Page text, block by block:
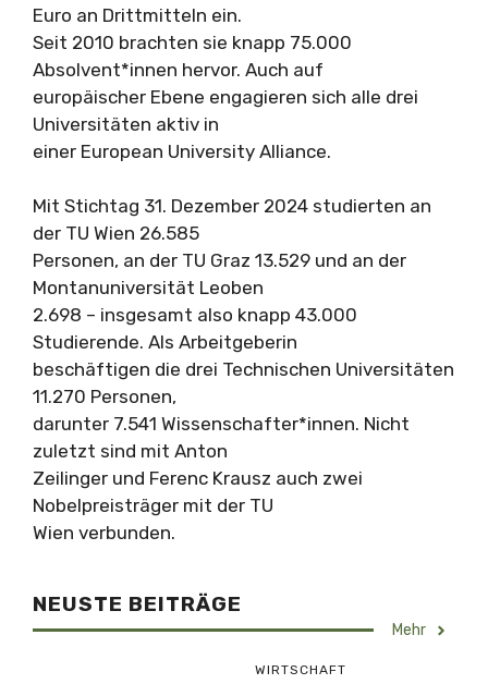
Euro an Drittmitteln ein.
Seit 2010 brachten sie knapp 75.000
Absolvent*innen hervor. Auch auf
europäischer Ebene engagieren sich alle drei
Universitäten aktiv in
einer European University Alliance.
Mit Stichtag 31. Dezember 2024 studierten an
der TU Wien 26.585
Personen, an der TU Graz 13.529 und an der
Montanuniversität Leoben
2.698 – insgesamt also knapp 43.000
Studierende. Als Arbeitgeberin
beschäftigen die drei Technischen Universitäten
11.270 Personen,
darunter 7.541 Wissenschafter*innen. Nicht
zuletzt sind mit Anton
Zeilinger und Ferenc Krausz auch zwei
Nobelpreisträger mit der TU
Wien verbunden.
NEUSTE BEITRÄGE
Mehr
WIRTSCHAFT